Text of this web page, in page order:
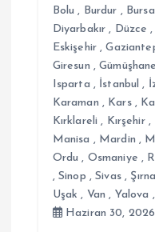
Bolu , Burdur , Bursa
Diyarbakır , Düzce ,
Eskişehir ,
Giresun ,Gümüşhane
Isparta , İstanbul ,
Karaman , Kars,
Kırklareli , Kırşehir,
Manisa , Mardin ,
Ordu , Osmaniye ,
,Sinop ,Sivas,
Uşak , Van , Yalova ,
Haziran 30, 2026